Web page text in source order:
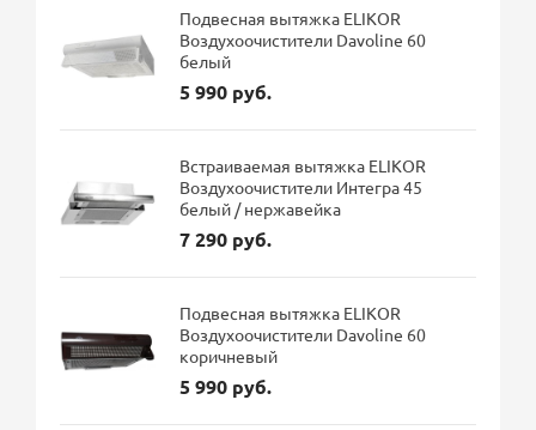
Подвесная вытяжка ELIKOR
Воздухоочистители Davoline 60
белый
5 990 руб.
Встраиваемая вытяжка ELIKOR
Воздухоочистители Интегра 45
белый / нержавейка
7 290 руб.
Подвесная вытяжка ELIKOR
Воздухоочистители Davoline 60
коричневый
5 990 руб.